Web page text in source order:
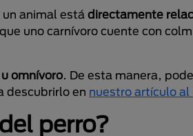
animal está directamente
uno carnívoro cuente con
omnívoro. De esta manera,
descubrirlo en nuestro artículo al
perro?